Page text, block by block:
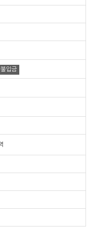
입금